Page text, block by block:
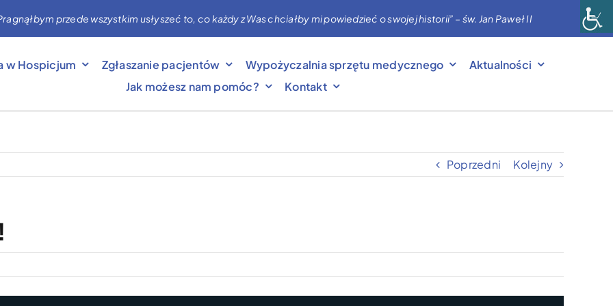
przede wszystkim usłyszeć to, co każdy z Was chciałby mi powiedzieć o swojej historii” – św. Jan Paweł II
w Hospicjum Zgłaszanie pacjentów Wypożyczalnia sprzętu medycznego
Aktualności
Jak możesz nam pomóc?
Kontakt
Poprzedni Kolejny